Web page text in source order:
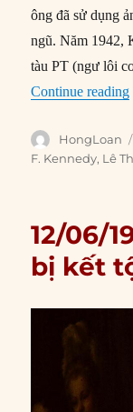
ông đã sử dụng
ngũ. Năm 1942,
tàu PT (ngư lôi
Continue reading
Author
HongLoan
F. Kennedy, Lê
12/06/
bị kết